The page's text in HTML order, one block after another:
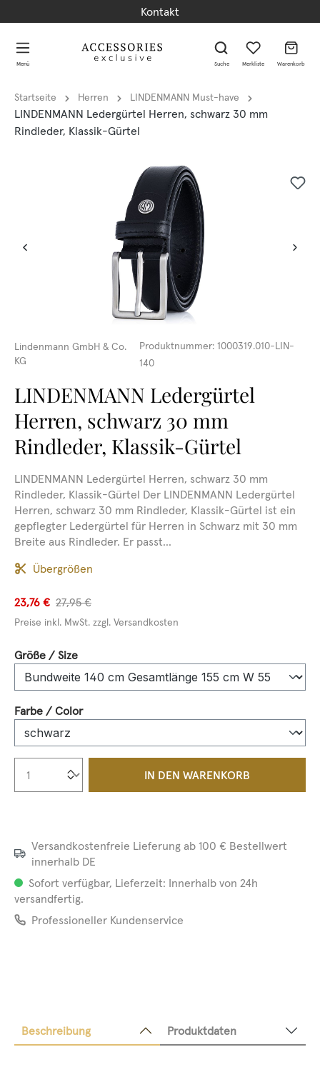
Kontakt
Menü Suche Merkliste Warenkorb
Startseite Herren LINDENMANN Must-have
LINDENMANN Ledergürtel Herren, schwarz 30 mm
Rindleder, Klassik-Gürtel
Lindenmann GmbH & Co.
KG
Produktnummer: 1000319.010-LIN-
140
LINDENMANN Ledergürtel
Herren, schwarz 30 mm
Rindleder, Klassik-Gürtel
LINDENMANN Ledergürtel Herren, schwarz 30 mm
Rindleder, Klassik-Gürtel Der LINDENMANN Ledergürtel
Herren, schwarz 30 mm Rindleder, Klassik-Gürtel ist ein
gepflegter Ledergürtel für Herren in Schwarz mit 30 mm
Breite aus Rindleder. Er passt...
Übergrößen
23,76 € 27,95 €
Preise inkl. MwSt. zzgl. Versandkosten
Größe / Sizeauswählen
Farbe / Colorauswählen
Produkt Anzahl: Gib den
IN DEN WARENKORB
Versandkostenfreie Lieferung ab 100 € Bestellwert
innerhalb DE
Sofort verfügbar, Lieferzeit: Innerhalb von 24h
versandfertig.
Professioneller Kundenservice
Beschreibung Produktdaten